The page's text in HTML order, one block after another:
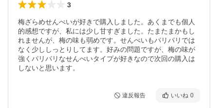
3
梅ざらめせんべいが好きで購入しました。あくまでも個人
的感想ですが、私には少し甘すぎました。たまたまかもし
れませんが、梅の味も弱めです。せんべいもパリパリでは
なく少ししっとりしてます。好みの問題ですが、梅の味が
強くパリパリなせんべいタイプが好きなので次回の購入は
しないと思います。
違反報告 いいね 0